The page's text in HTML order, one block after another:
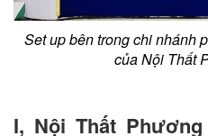
Set up bên trong chi nhánh
của Nội Thất
I, Nội Thất